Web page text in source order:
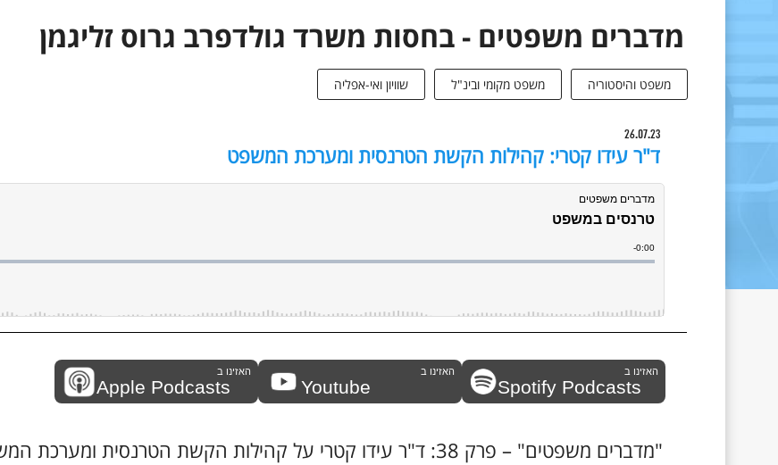
מדברים משפטים - בחסות משרד גולדפרב גרוס זליגמן
משפט והיסטוריה משפט מקומי ובינ"ל שוויון ואי-אפליה
26.07.23
ד"ר עידו קטרי: קהילות הקשת הטרנסית ומערכת המשפט
האזינו ב
Spotify Podcasts
האזינו ב
Youtube
האזינו ב
Apple Podcasts
"מדברים משפטים" – פרק 38: ד"ר עידו קטרי על קהילות הקשת הטרנסית ומערכת המשפט